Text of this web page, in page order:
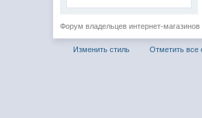
Форум владельцев интернет-магазинов
Изменить стиль Отметить все